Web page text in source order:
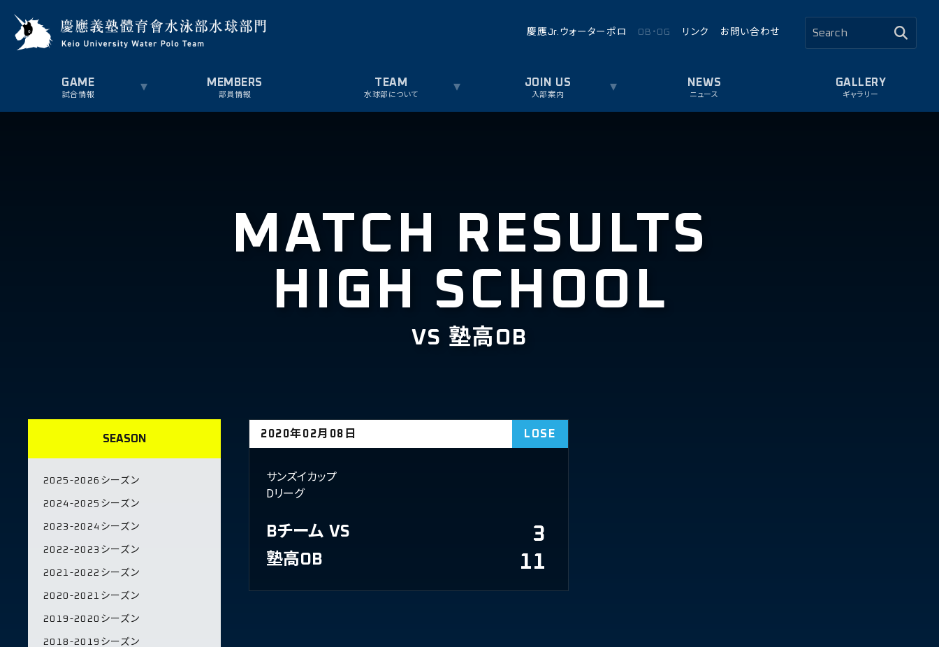
試合情報 部員情報 水球部について 入部案内 ニュース ギャラリー
慶應Jr.ウォーターポロ OB・OG リンク お問い合わせ
MATCH RESULTS
HIGH SCHOOL
VS 塾高OB
2020年02月08日 LOSE
サンズイカップ
Dリーグ
Bチーム VS 3
塾高OB 11
SEASON
2025-2026シーズン
2024-2025シーズン
2023-2024シーズン
2022-2023シーズン
2021-2022シーズン
2020-2021シーズン
2019-2020シーズン
2018-2019シーズン